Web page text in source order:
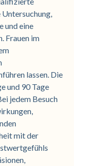
und eine
Frauen im
lassen. Die
und 90 Tage
jedem Besuch
mit der